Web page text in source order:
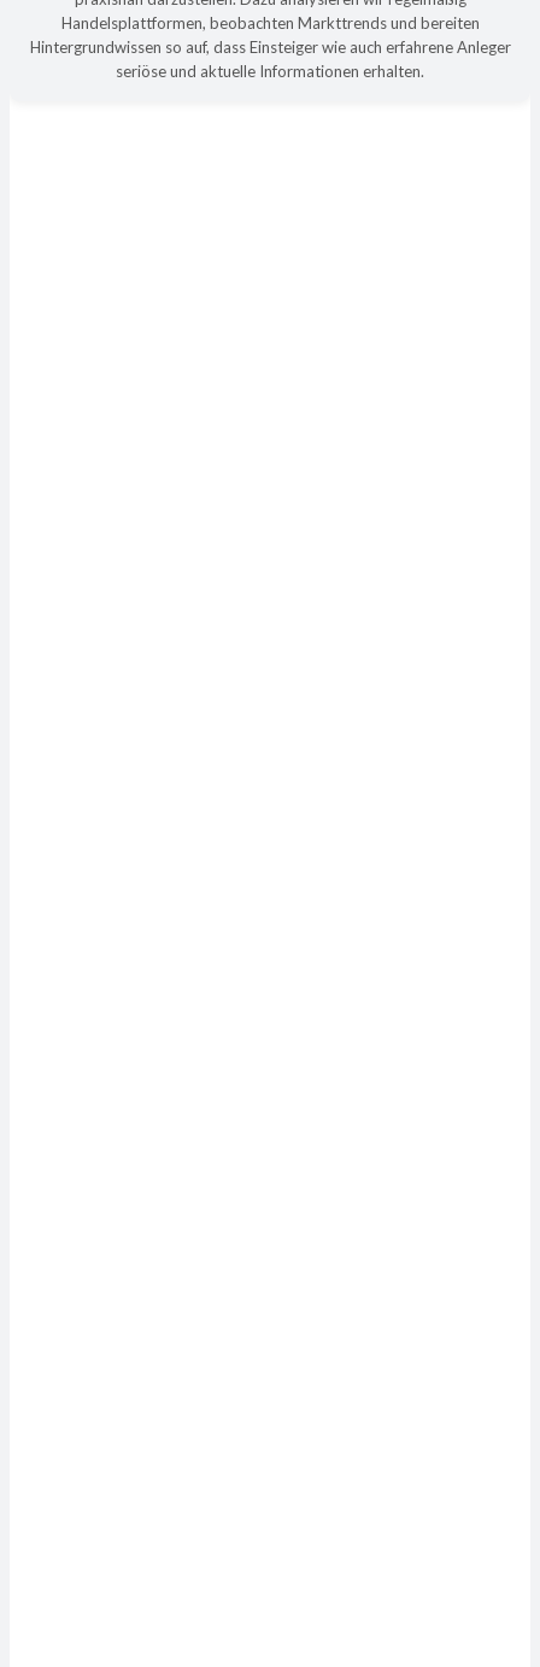
Handelsplattformen, beobachten Markttrends und bereiten
Hintergrundwissen so auf, dass Einsteiger wie auch erfahrene Anleger
seriöse und aktuelle Informationen erhalten.